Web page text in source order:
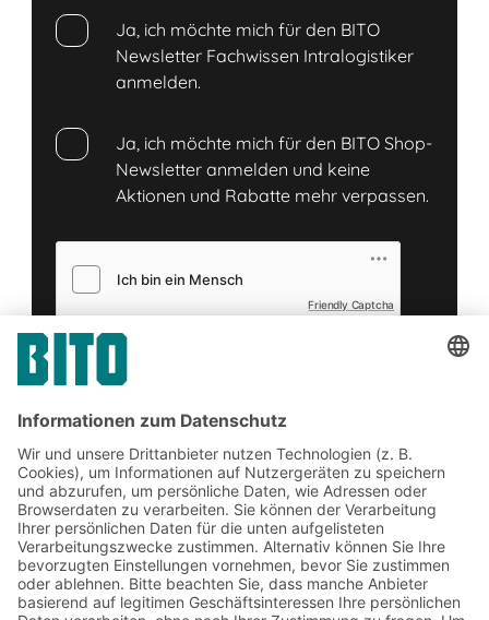
Ja, ich möchte mich für den BITO
Newsletter Fachwissen Intralogistiker
anmelden.
Ja, ich möchte mich für den BITO Shop-
Newsletter anmelden und keine
Aktionen und Rabatte mehr verpassen.
Friendly Captcha
Senden
Jetzt beim BITO Newsletter
anmelden:
Lager- & Logistiknews